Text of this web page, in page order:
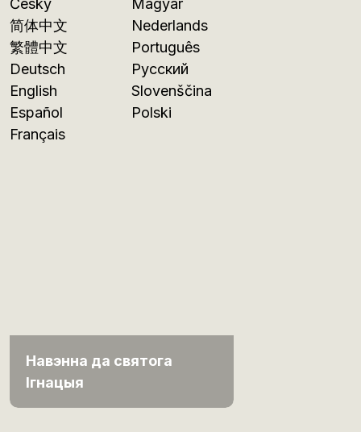
Česky
简体中文
繁體中文
Deutsch
English
Español
Français
Magyar
Nederlands
Português
Русский
Slovenščina
Polski
Навэнна да святога
Ігнацыя